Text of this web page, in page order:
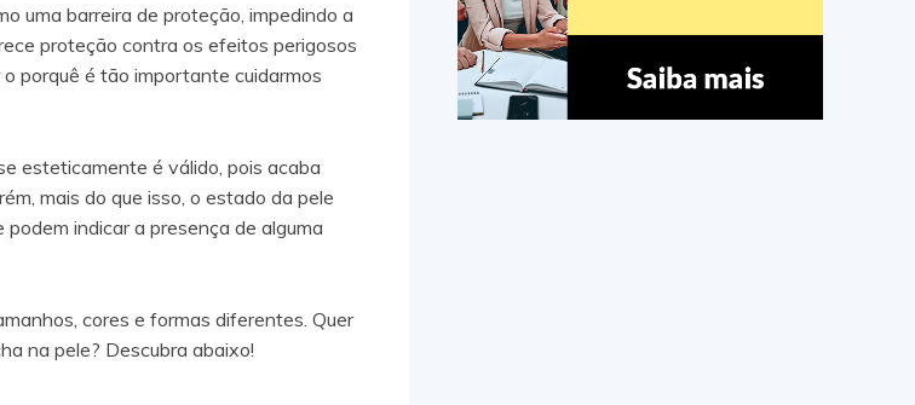
uma barreira de proteção, impedindo a
proteção contra os efeitos perigosos
porquê é tão importante cuidarmos
esteticamente é válido, pois acaba
mais do que isso, o estado da pele
indicar a presença de alguma
cores e formas diferentes. Quer
na pele? Descubra abaixo!